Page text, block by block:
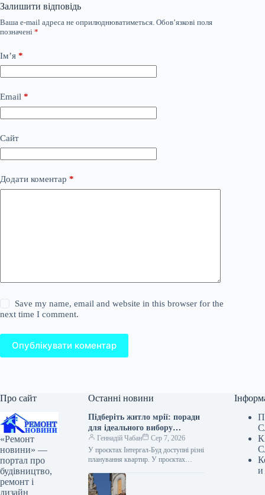
Залишити відповідь
Ваша e-mail адреса не оприлюднюватиметься. Обов’язкові поля
позначені *
Ім’я *
Email *
Сайт
Додати коментар *
Save my name, email and website in this browser for the
next time I comment.
Опублікувати коментар
Про сайт
«Ремонт
новини» —
портал про
будівництво,
ремонт і
дизайн
Останні новини
Підберіть житло мрії: поради
для ідеального вибору
квартири
Геннадій Чабан
Сер 7, 2026
У проєктах Інтергал-Буд доступні різні
планування квартир. У проєктах
вибір планувань — від компактних
студій до просторих…
и